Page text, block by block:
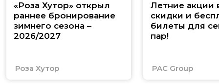
«Роза Хутор» открыл
раннее бронирование
зимнего сезона –
2026/2027
Роза Хутор
Летние акции
скидки и
билеты для
пар!
PAC Group